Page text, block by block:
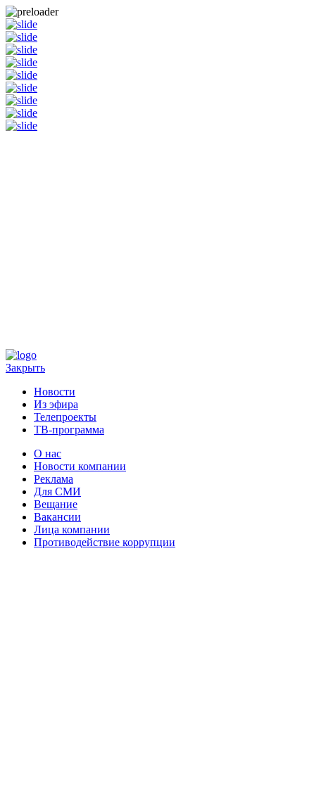
Закрыть
Новости
Из эфира
Телепроекты
ТВ-программа
О нас
Новости компании
Реклама
Для СМИ
Вещание
Вакансии
Лица компании
Противодействие коррупции